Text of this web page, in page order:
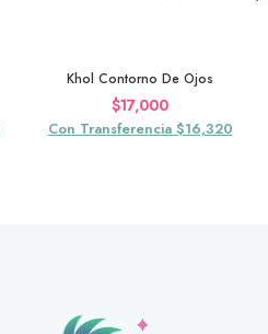
Khol Contorno De Ojos
$17,000
Con Transferencia $16,320